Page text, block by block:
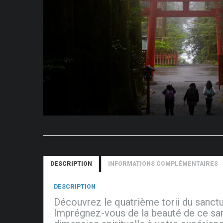
DESCRIPTION INFORMATIONS COMPLÉMENTAIRES
DESCRIPTION
Découvrez le quatrième torii du
Imprégnez-vous de la beauté de ce